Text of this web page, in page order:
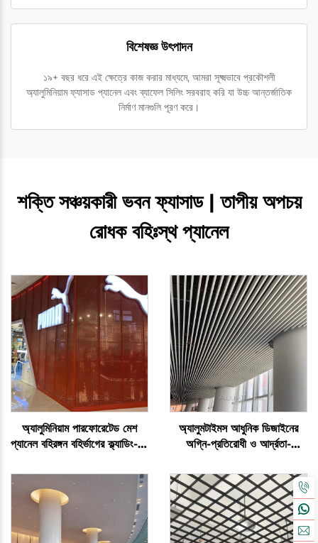
বিশেষজ্ঞ উৎপাদন
১৯+ বছর ধরে এই ক্ষেত্রে কাজ করার মাধ্যমে, আমরা সূক্ষ্মভাবে প্রকৌশলী
অ্যালুমিনিয়াম ফ্যাসাড প্যানেল এবং ব্যাফেল সিলিং সরবরাহ করি যা উচ্চ আন্তর্জাতিক
নির্মাণ মানগুলি পূরণ করে।
শক্তি সঞ্চয়কারী ভবন ফ্যাসাড | তাপীয় অপচয়
রোধক বহিঃস্থ প্যানেল
অ্যালুমিনিয়াম পারফোরেটেড মেশ
প্যানেল বহিরঙ্গন বহির্ভাগের ক্ল্যাডিং-এর
অ্যালুমটাইমস আধুনিক ডিজাইনের
অগ্নি-প্রতিরোধী ও আর্দ্রতা-